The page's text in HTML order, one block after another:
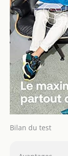
Bilan du test